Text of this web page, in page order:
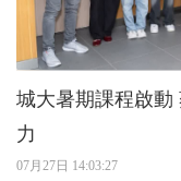
城大暑期課程啟動
力
07月27日 14:03:27